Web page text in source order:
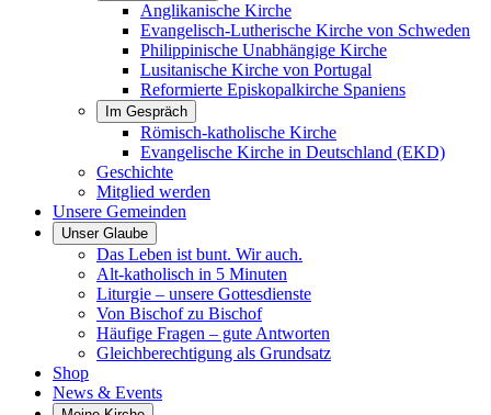
Anglikanische Kirche
Evangelisch-Lutherische Kirche von Schweden
Philippinische Unabhängige Kirche
Lusitanische Kirche von Portugal
Reformierte Episkopalkirche Spaniens
Im Gespräch
Römisch-katholische Kirche
Evangelische Kirche in Deutschland (EKD)
Geschichte
Mitglied werden
Unsere Gemeinden
Unser Glaube
Das Leben ist bunt. Wir auch.
Alt-katholisch in 5 Minuten
Liturgie – unsere Gottesdienste
Von Bischof zu Bischof
Häufige Fragen – gute Antworten
Gleichberechtigung als Grundsatz
Shop
News & Events